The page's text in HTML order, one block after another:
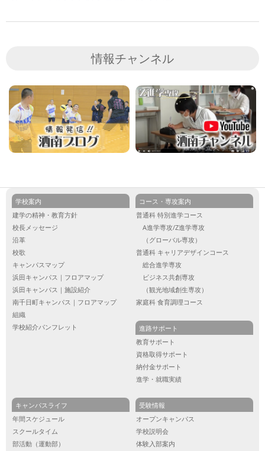
情報チャンネル
学校案内
建学の精神・教育方針
校長メッセージ
沿革
校歌
キャンパスマップ
浜田キャンパス｜フロアマップ
浜田キャンパス｜施設紹介
南千日町キャンパス｜フロアマップ
組織
学校紹介パンフレット
コース・専攻案内
普通科 特別進学コース
A進学専攻/Z進学専攻
（グローバル専攻）
普通科 キャリアデザインコース
総合進学専攻
ビジネス共創専攻
（観光地域創生専攻）
家庭科 食育調理コース
進路サポート
教育サポート
資格取得サポート
納付金サポート
進学・就職実績
キャンパスライフ
年間スケジュール
スクールタイム
部活動（運動部）
受験情報
オープンキャンパス
学校説明会
体験入部案内